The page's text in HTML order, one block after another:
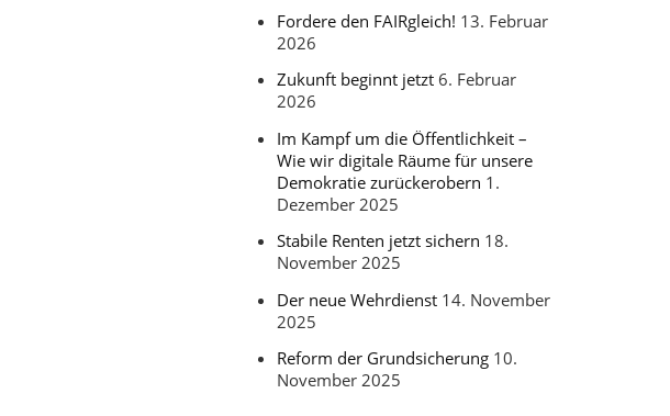
Fordere den FAIRgleich! 13. Februar
2026
Zukunft beginnt jetzt 6. Februar
2026
Im Kampf um die Öffentlichkeit –
Wie wir digitale Räume für unsere
Demokratie zurückerobern 1.
Dezember 2025
Stabile Renten jetzt sichern 18.
November 2025
Der neue Wehrdienst 14. November
2025
Reform der Grundsicherung 10.
November 2025